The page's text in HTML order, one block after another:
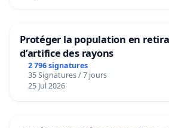
Protéger la population en
d’artifice des rayons
2 796 signatures
35 Signatures / 7 jours
25 Jul 2026